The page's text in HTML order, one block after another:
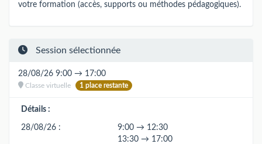
votre formation (accès, supports ou méthodes pédagogiques).
Session sélectionnée
28/08/26 9:00 → 17:00
Classe virtuelle 1 place restante
Détails :
28/08/26 :
9:00 → 12:30
13:30 → 17:00